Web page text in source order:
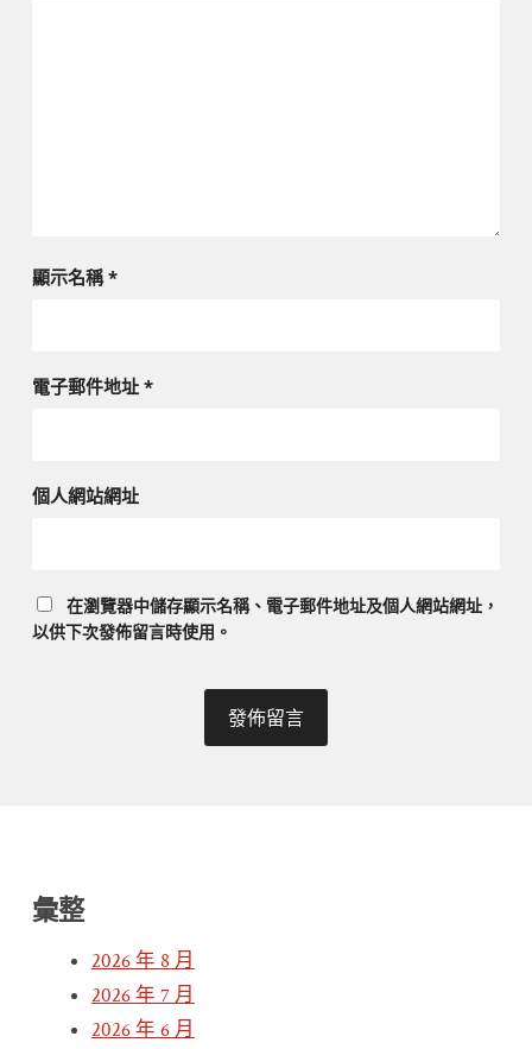
顯示名稱*
電子郵件地址 *
個人網站網址
在瀏覽器中儲存顯示名稱、電子郵件地址及個人網站網址，
以供下次發佈留言時使用。
彙整
2026 年 8 月
2026 年 7 月
2026 年 6 月